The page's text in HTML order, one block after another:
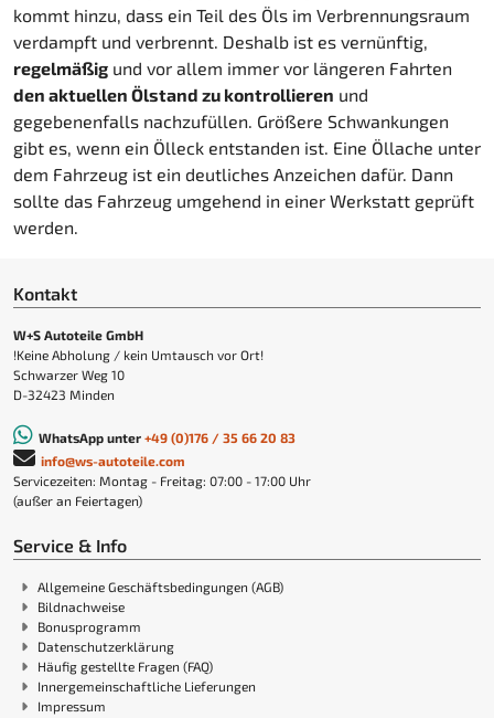
kommt hinzu, dass ein Teil des Öls im Verbrennungsraum
verdampft und verbrennt. Deshalb ist es vernünftig,
regelmäßig und vor allem immer vor längeren Fahrten
den aktuellen Ölstand zu kontrollieren und
gegebenenfalls nachzufüllen. Größere Schwankungen
gibt es, wenn ein Ölleck entstanden ist. Eine Öllache unter
dem Fahrzeug ist ein deutliches Anzeichen dafür. Dann
sollte das Fahrzeug umgehend in einer Werkstatt geprüft
werden.
Kontakt
W+S Autoteile GmbH
!Keine Abholung / kein Umtausch vor Ort!
Schwarzer Weg 10
D-32423 Minden
WhatsApp unter +49 (0)176 / 35 66 20 83
info@ws-autoteile.com
Servicezeiten: Montag - Freitag: 07:00 - 17:00 Uhr
(außer an Feiertagen)
Service & Info
Allgemeine Geschäftsbedingungen (AGB)
Bildnachweise
Bonusprogramm
Datenschutzerklärung
Häufig gestellte Fragen (FAQ)
Innergemeinschaftliche Lieferungen
Impressum